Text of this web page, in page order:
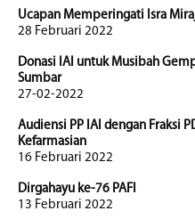
Ucapan Memperingati Isra
28 Februari 2022
Donasi IAI untuk Musibah
Sumbar
27-02-2022
Audiensi PP IAI dengan Fraksi
Kefarmasian
16 Februari 2022
Dirgahayu ke-76 PAFI
13 Februari 2022